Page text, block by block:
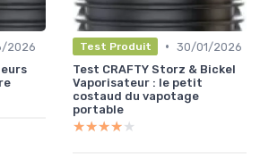
2026
Test Produit • 30/01/2026
Test CRAFTY Storz & Bickel
Vaporisateur : le petit
costaud du vapotage
portable
★★★★★
★★★★★